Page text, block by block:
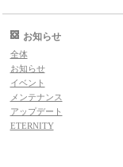
お知らせ
全体
お知らせ
イベント
メンテナンス
アップデート
ETERNITY